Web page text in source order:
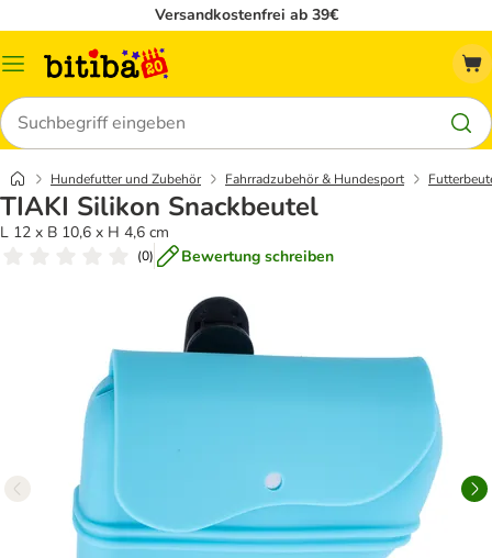
Versandkostenfrei ab 39€
Menü
Suchen
Hundefutter und Zubehör Fahrradzubehör & Hundesport
TIAKI Silikon Snackbeutel
L 12 x B 10,6 x H 4,6 cm
(0) Bewertung schreiben